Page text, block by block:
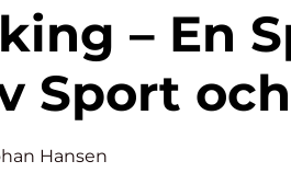
Sport
Hansen